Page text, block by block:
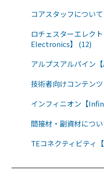
コアスタッフについ
ロチェスターエレク
Electronics】 (12)
アルプスアルパイン
技術者向けコンテン
インフィニオン【
間接材・副資材につ
TEコネクティビティ